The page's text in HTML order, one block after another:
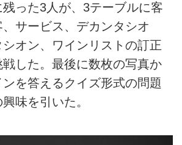
った3人が、3テーブルに客
サービス、デカンタシオ
オン、ワインリストの訂正
した。最後に数枚の写真か
を答えるクイズ形式の問題
味を引いた。